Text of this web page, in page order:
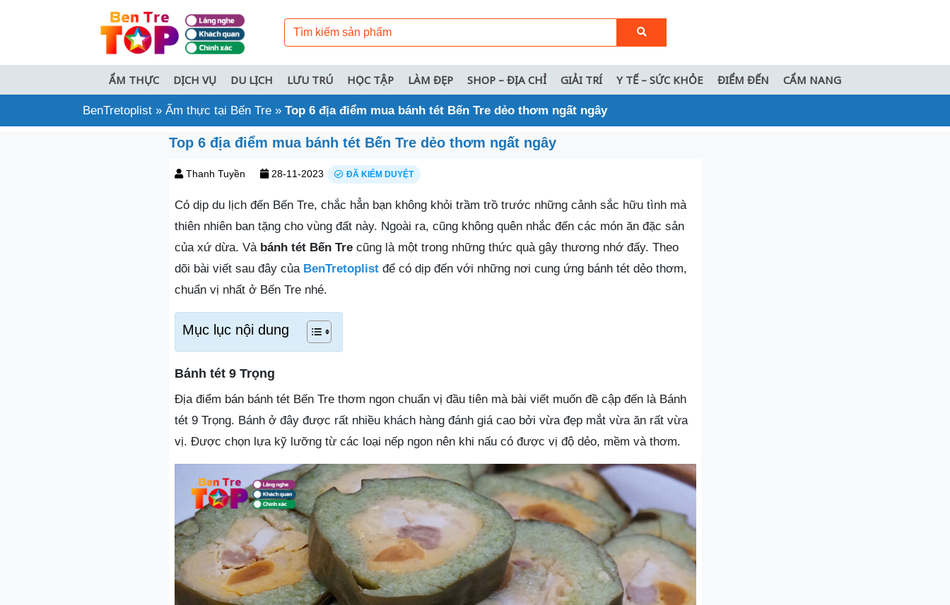
ẨM THỰC DỊCH VỤ DU LỊCH LƯU TRÚ HỌC TẬP LÀM ĐẸP SHOP – ĐỊA CHỈ GIẢI TRÍ Y TẾ – SỨC KHỎE ĐIỂM ĐẾN CẨM NANG
BenTretoplist » Ẩm thực tại Bến Tre » Top 6 địa điểm mua bánh tét Bến Tre dẻo thơm ngất ngây
Top 6 địa điểm mua bánh tét Bến Tre dẻo thơm ngất ngây
Thanh Tuyền 28-11-2023 ĐÃ KIỂM DUYỆT
Có dịp du lịch đến Bến Tre, chắc hẳn bạn không khỏi trầm trồ trước những cảnh sắc hữu tình mà
thiên nhiên ban tặng cho vùng đất này. Ngoài ra, cũng không quên nhắc đến các món ăn đặc sản
của xứ dừa. Và bánh tét Bến Tre cũng là một trong những thức quà gây thương nhớ đấy. Theo
dõi bài viết sau đây của BenTretoplist để có dịp đến với những nơi cung ứng bánh tét dẻo thơm,
chuẩn vị nhất ở Bến Tre nhé.
Mục lục nội dung
Bánh tét 9 Trọng
Địa điểm bán bánh tét Bến Tre thơm ngon chuẩn vị đầu tiên mà bài viết muốn đề cập đến là Bánh
tét 9 Trọng. Bánh ở đây được rất nhiều khách hàng đánh giá cao bởi vừa đẹp mắt vừa ăn rất vừa
vị. Được chọn lựa kỹ lưỡng từ các loại nếp ngon nên khi nấu có được vị độ dẻo, mềm và thơm.